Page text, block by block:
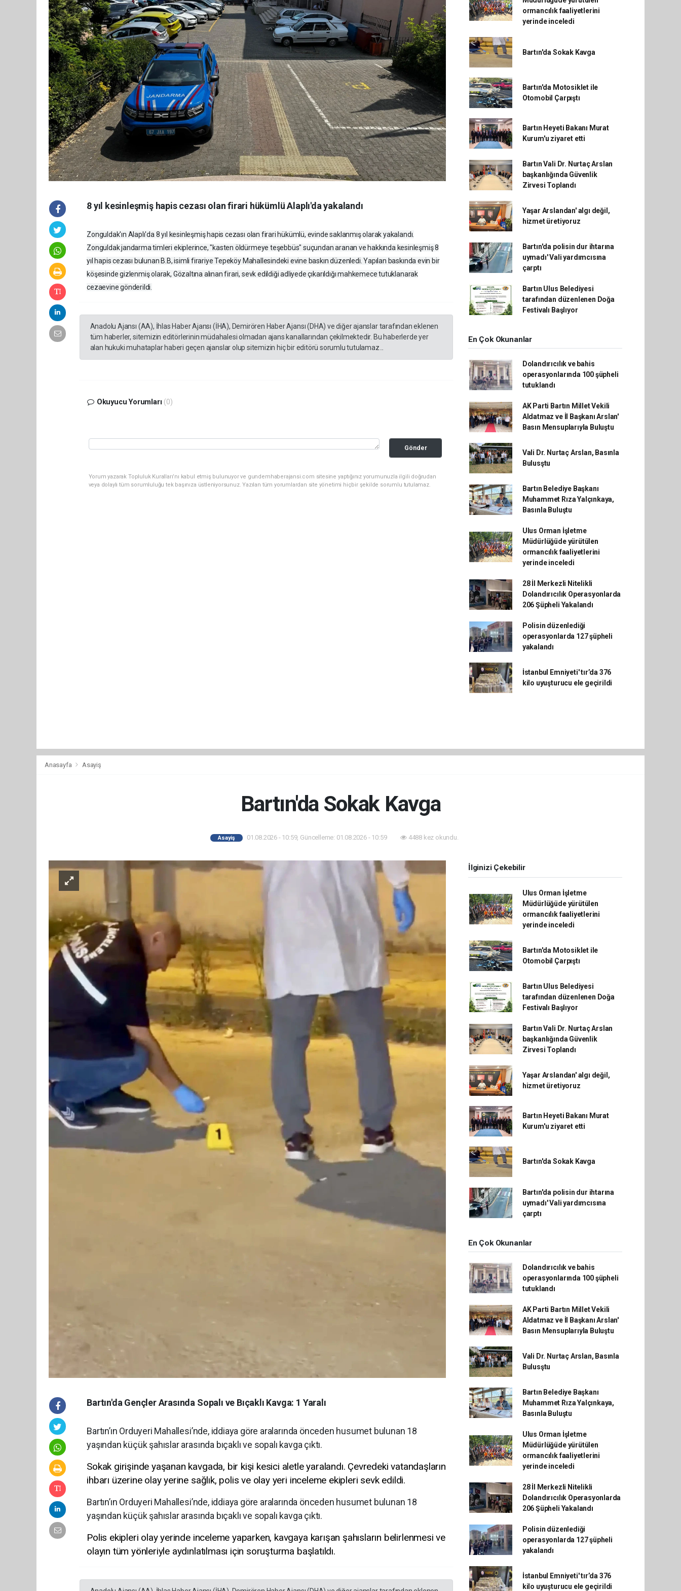
8 yıl kesinleşmiş hapis cezası olan firari hükümlü Alaplı'da yakalandı
Zonguldak'ın Alaplı'da 8 yıl kesinleşmiş hapis cezası olan firari hükümlü, evinde saklanmış olarak yakalandı.
Zonguldak jandarma timleri ekiplerince, "kasten öldürmeye teşebbüs" suçundan aranan ve hakkında kesinleşmiş 8
yıl hapis cezası bulunan B.B, isimli firariye Tepeköy Mahallesindeki evine baskın düzenledi. Yapılan baskında evin bir
köşesinde gizlenmiş olarak, Gözaltına alınan firari, sevk edildiği adliyede çıkarıldığı mahkemece tutuklanarak
cezaevine gönderildi.
Anadolu Ajansı (AA), İhlas Haber Ajansı (İHA), Demirören Haber Ajansı (DHA) ve diğer ajanslar tarafından eklenen
tüm haberler, sitemizin editörlerinin müdahalesi olmadan ajans kanallarından çekilmektedir. Bu haberlerde yer
alan hukuki muhataplar haberi geçen ajanslar olup sitemizin hiç bir editörü sorumlu tutulamaz...
Okuyucu Yorumları (0)
Gönder
Yorum yazarak Topluluk Kuralları’nı kabul etmiş bulunuyor ve gundemhaberajansi.com sitesine yaptığınız yorumunuzla ilgili doğrudan
veya dolaylı tüm sorumluluğu tek başınıza üstleniyorsunuz. Yazılan tüm yorumlardan site yönetimi hiçbir şekilde sorumlu tutulamaz.
ormancılık faaliyetlerini
yerinde inceledi
Bartın'da Sokak Kavga
Bartın'da Motosiklet ile
Otomobil Çarpıştı
Bartın Heyeti Bakanı Murat
Kurum'u ziyaret etti
Bartın Vali Dr. Nurtaç Arslan
başkanlığında Güvenlik
Zirvesi Toplandı
Yaşar Arslandan' algı değil,
hizmet üretiyoruz
Bartın'da polisin dur ihtarına
uymadı' Vali yardımcısına
çarptı
Bartın Ulus Belediyesi
tarafından düzenlenen Doğa
Festivalı Başlıyor
En Çok Okunanlar
Dolandırıcılık ve bahis
operasyonlarında 100 şüpheli
tutuklandı
AK Parti Bartın Millet Vekili
Aldatmaz ve İl Başkanı Arslan'
Basın Mensuplarıyla Buluştu
Vali Dr. Nurtaç Arslan, Basınla
Bulusştu
Bartın Belediye Başkanı
Muhammet Rıza Yalçınkaya,
Basınla Buluştu
Ulus Orman İşletme
Müdürlüğüde yürütülen
ormancılık faaliyetlerini
yerinde inceledi
28 İl Merkezli Nitelikli
Dolandırıcılık Operasyonlarda
206 Şüpheli Yakalandı
Polisin düzenlediği
operasyonlarda 127 şüpheli
yakalandı
İstanbul Emniyeti' tır’da 376
kilo uyuşturucu ele geçirildi
Anasayfa Asayiş
Bartın'da Sokak Kavga
Asayiş 01.08.2026 - 10:59, Güncelleme: 01.08.2026 - 10:59 4488 kez okundu.
Bartın'da Gençler Arasında Sopalı ve Bıçaklı Kavga: 1 Yaralı
Bartın’ın Orduyeri Mahallesi’nde, iddiaya göre aralarında önceden husumet bulunan 18
yaşından küçük şahıslar arasında bıçaklı ve sopalı kavga çıktı.
Sokak girişinde yaşanan kavgada, bir kişi kesici aletle yaralandı. Çevredeki vatandaşların
ihbarı üzerine olay yerine sağlık, polis ve olay yeri inceleme ekipleri sevk edildi.
Bartın’ın Orduyeri Mahallesi’nde, iddiaya göre aralarında önceden husumet bulunan 18
yaşından küçük şahıslar arasında bıçaklı ve sopalı kavga çıktı.
Polis ekipleri olay yerinde inceleme yaparken, kavgaya karışan şahısların belirlenmesi ve
olayın tüm yönleriyle aydınlatılması için soruşturma başlatıldı.
İlginizi Çekebilir
Ulus Orman İşletme
Müdürlüğüde yürütülen
ormancılık faaliyetlerini
yerinde inceledi
Bartın'da Motosiklet ile
Otomobil Çarpıştı
Bartın Ulus Belediyesi
tarafından düzenlenen Doğa
Festivalı Başlıyor
Bartın Vali Dr. Nurtaç Arslan
başkanlığında Güvenlik
Zirvesi Toplandı
Yaşar Arslandan' algı değil,
hizmet üretiyoruz
Bartın Heyeti Bakanı Murat
Kurum'u ziyaret etti
Bartın'da Sokak Kavga
Bartın'da polisin dur ihtarına
uymadı' Vali yardımcısına
çarptı
En Çok Okunanlar
Dolandırıcılık ve bahis
operasyonlarında 100 şüpheli
tutuklandı
AK Parti Bartın Millet Vekili
Aldatmaz ve İl Başkanı Arslan'
Basın Mensuplarıyla Buluştu
Vali Dr. Nurtaç Arslan, Basınla
Bulusştu
Bartın Belediye Başkanı
Muhammet Rıza Yalçınkaya,
Basınla Buluştu
Ulus Orman İşletme
Müdürlüğüde yürütülen
ormancılık faaliyetlerini
yerinde inceledi
28 İl Merkezli Nitelikli
Dolandırıcılık Operasyonlarda
206 Şüpheli Yakalandı
Polisin düzenlediği
operasyonlarda 127 şüpheli
yakalandı
İstanbul Emniyeti' tır’da 376
kilo uyuşturucu ele geçirildi